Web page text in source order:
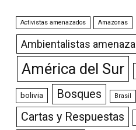
Activistas amenazados Amazonas
Ambientalistas
América del Sur
bolivia Bosques Brasil
Cartas y Respuestas